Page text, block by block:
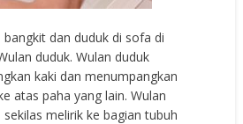
bangkit dan duduk di sofa di
duduk. Wulan duduk
kaki dan menumpangkan
atas paha yang lain. Wulan
melirik ke bagian tubuh